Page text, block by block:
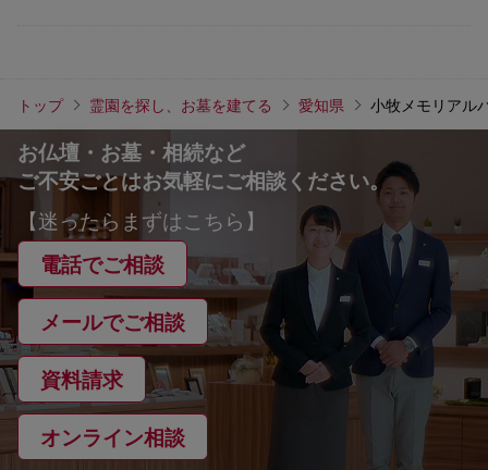
トップ 霊園を探し、お墓を建てる 愛知県 小牧メモリアル
お仏壇・お墓・相続など
ご不安ごとはお気軽にご相談ください。
【迷ったらまずはこちら】
電話でご相談
メールでご相談
資料請求
オンライン相談